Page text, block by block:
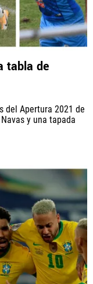
tabla de
del Apertura 2021 de
y una tapada